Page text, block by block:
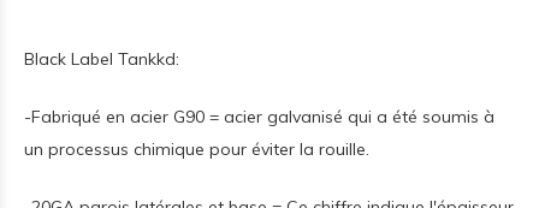
Black Label Tankkd:
-Fabriqué en acier G90 = acier galvanisé qui a été soumis à
un processus chimique pour éviter la rouille.